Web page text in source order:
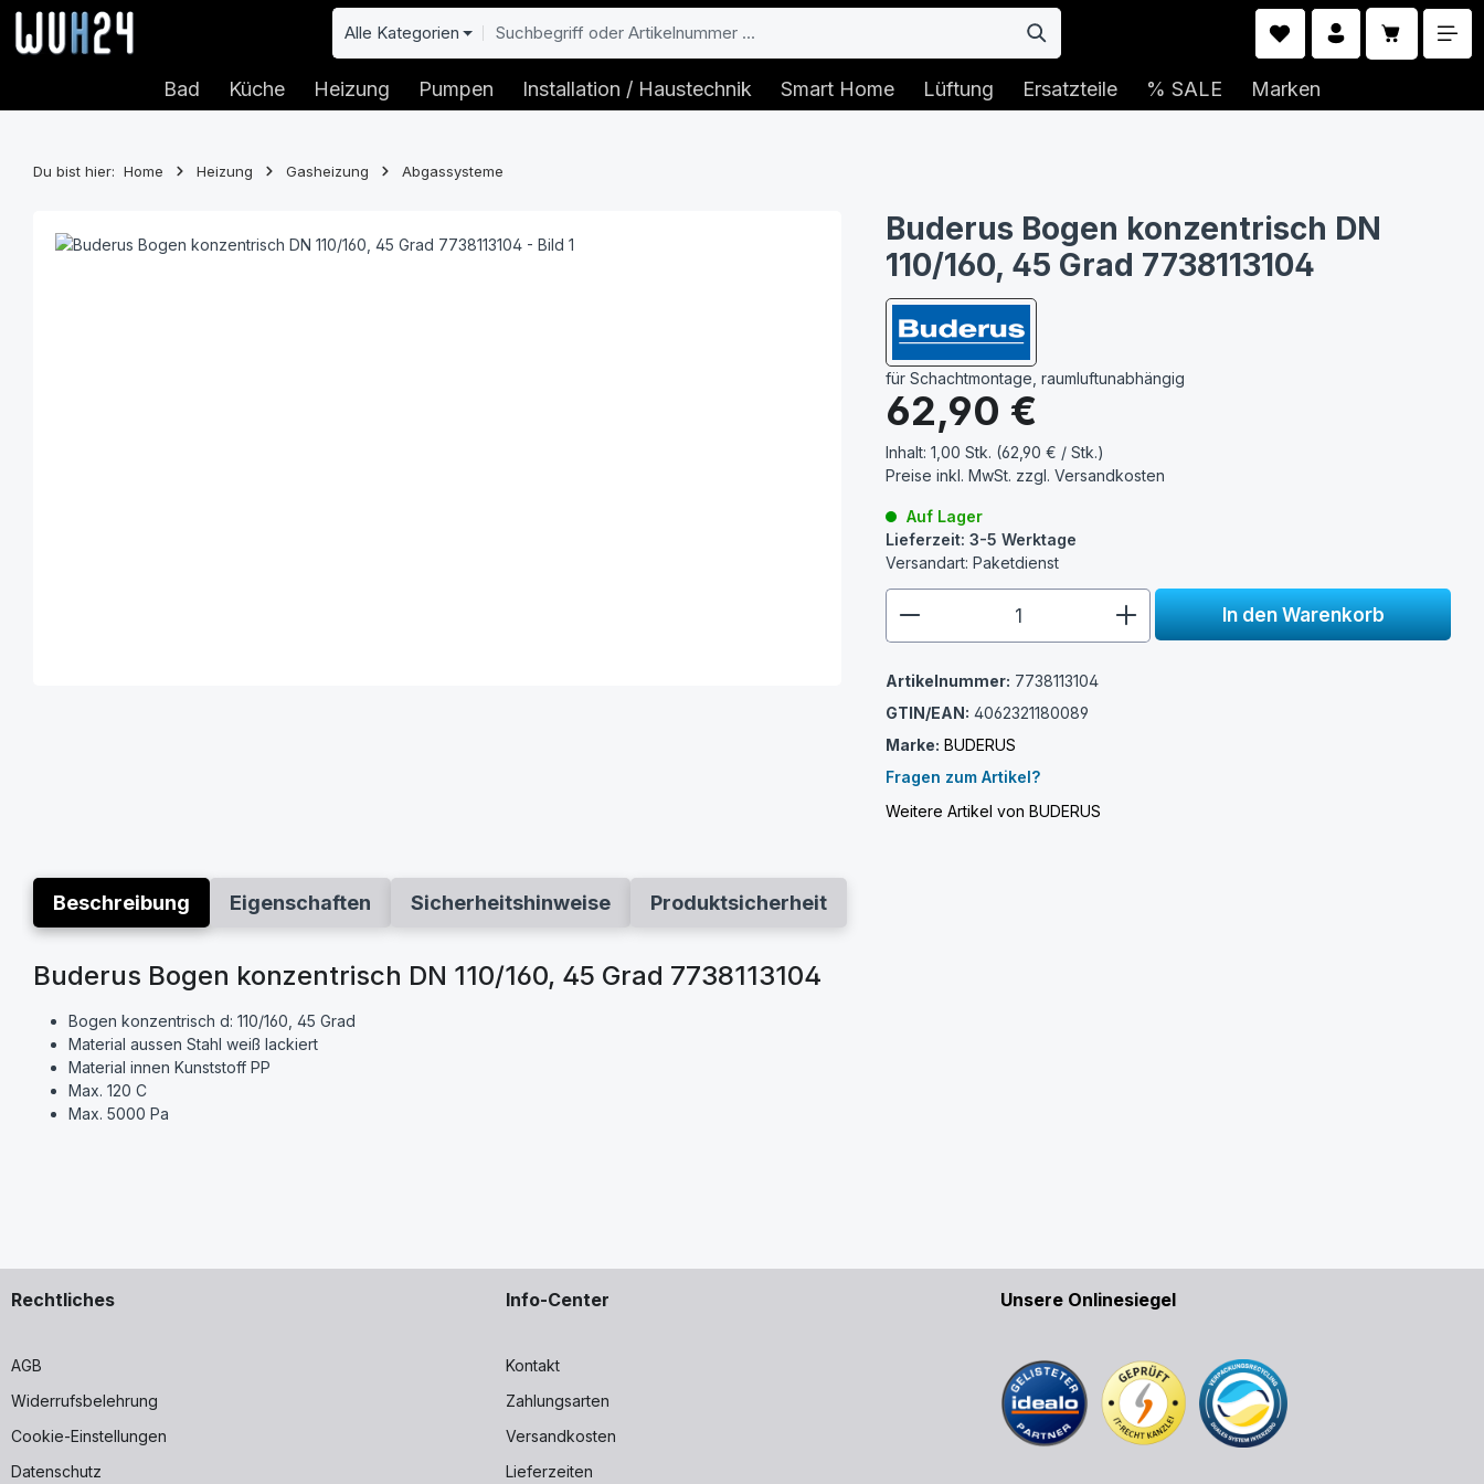
Hauptinhalt springen
Zur Suche springen
Zur Hauptnavigation springen Alle Kategorien
Bad Küche Heizung Pumpen Installation / Haustechnik Smart Home Lüftung Ersatzteile % SALE Marken
Du bist hier: Home Heizung Gasheizung Abgassysteme
Buderus Bogen konzentrisch DN
110/160, 45 Grad 7738113104
für Schachtmontage, raumluftunabhängig
62,90 €
Inhalt:1,00 Stk. (62,90 € / Stk.)
Preise inkl. MwSt. zzgl.Versandkosten
Auf Lager
Lieferzeit: 3-5 Werktage
Versandart: Paketdienst
In den Warenkorb
Artikelnummer: 7738113104
GTIN/EAN: 4062321180089
Marke: BUDERUS
Fragen zum Artikel?
Weitere Artikel von BUDERUS
Beschreibung Eigenschaften Sicherheitshinweise Produktsicherheit
Buderus Bogen konzentrisch DN 110/160, 45 Grad 7738113104
Bogen konzentrisch d: 110/160, 45 Grad
Material aussen Stahl weiß lackiert
Material innen Kunststoff PP
Max. 120 C
Max. 5000 Pa
Rechtliches
AGB
Widerrufsbelehrung
Cookie-Einstellungen
Datenschutz
Info-Center
Kontakt
Zahlungsarten
Versandkosten
Lieferzeiten
Unsere Onlinesiegel